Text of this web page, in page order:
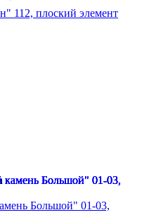
112, плоский элемент
Большой" 01-03,